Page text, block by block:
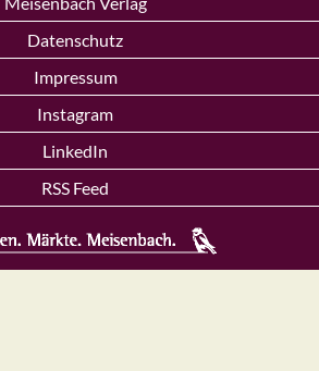
Datenschutz
Impressum
Instagram
LinkedIn
RSS Feed